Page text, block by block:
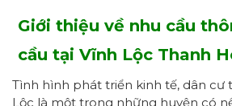
Giới thiệu về nhu cầu
cầu tại Vĩnh Lộc Thanh
Tình hình phát triển kinh tế, dân cư
Lộc là một trong những huyện có